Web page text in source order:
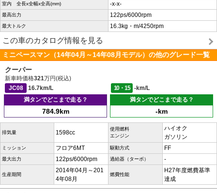
室内 全長x全幅x全高(mm) -x-x-
最高出力 122ps/6000rpm
最大トルク 16.3kg・m/4250rpm
この車のカタログ情報を見る
ミニペースマン（14年04月～14年08月モデル）の他のグレード一覧
クーパー
新車時価格321万円(税込)
JC08
16.7km/L 10・15
-km/L
満タンでどこまで走る？
784.9km
満タンでどこまで走る？
-km
排気量 1598cc
使用燃料
エンジン
ハイオク
ガソリン
ミッション フロア6MT 駆動方式 FF
最大出力 122ps/6000rpm 過給器（ターボ） -
生産期間
2014年04月～201
4年08月
燃費性能
H27年度燃費基準
達成